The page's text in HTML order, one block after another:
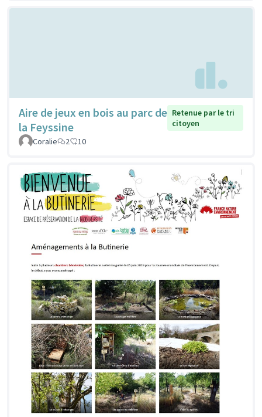
Aire de jeux en bois au parc de
la Feyssine
Retenue par le tri
citoyen
Coralie
2 10